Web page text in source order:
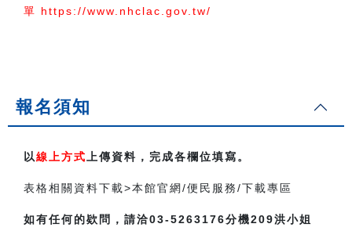
單 https://www.nhclac.gov.tw/
報名須知
以線上方式上傳資料，完成各欄位填寫。
表格相關資料下載>本館官網/便民服務/下載專區
如有任何的欵問，請洽03-5263176分機209洪小姐